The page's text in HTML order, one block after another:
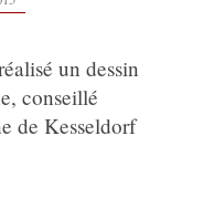
un dessin
conseillé
de Kesseldorf